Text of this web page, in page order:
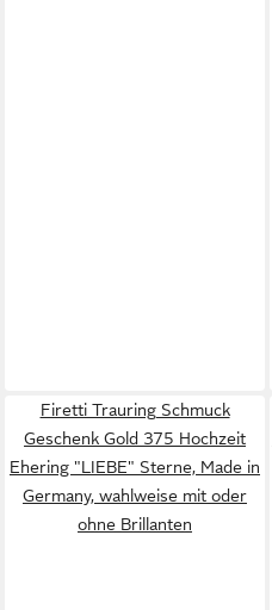
Firetti Trauring Schmuck
Geschenk Gold 375 Hochzeit
Ehering "LIEBE" Sterne, Made in
Germany, wahlweise mit oder
ohne Brillanten